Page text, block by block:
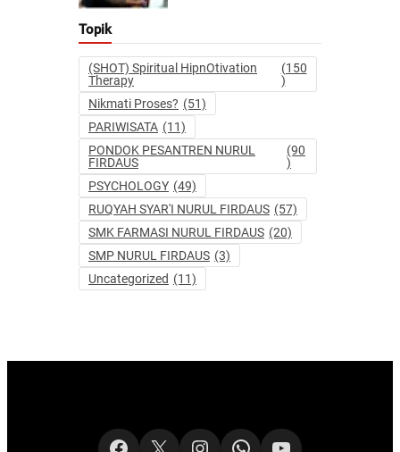
Topik
(SHOT) Spiritual HipnOtivation
Therapy
(150
)
Nikmati Proses? (51)
PARIWISATA (11)
PONDOK PESANTREN NURUL
FIRDAUS
(90
)
PSYCHOLOGY (49)
RUQYAH SYAR'I NURUL FIRDAUS (57)
SMK FARMASI NURUL FIRDAUS (20)
SMP NURUL FIRDAUS (3)
Uncategorized (11)